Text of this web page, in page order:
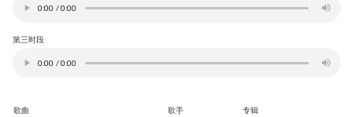
第三时段
歌曲 歌手 专辑